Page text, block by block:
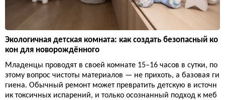
Экологичная детская комната: как создать безопасный ко
кон для новорождённого
Младенцы проводят в своей комнате 15–16 часов в сутки, по
этому вопрос чистоты материалов — не прихоть, а базовая ги
гиена. Обычный ремонт может превратить детскую в источн
ик токсичных испарений, и только осознанный подход к меб